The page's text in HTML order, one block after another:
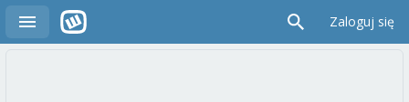
Zaloguj się